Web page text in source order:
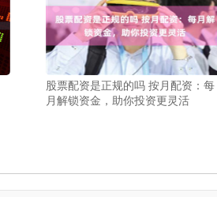
股票配资是正规的吗 按月配资：每
月解锁资金，助你投资更灵活